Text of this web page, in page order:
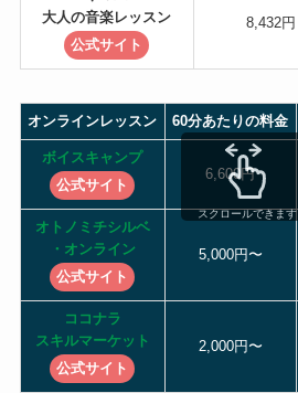
大人の音楽レッスン
公式サイト
8,432円
オンラインレッスン 60分あたりの料金
ボイスキャンプ
公式サイト
6,600円
オトノミチシルベ
・オンライン
公式サイト
5,000円〜
ココナラ
スキルマーケット
公式サイト
2,000円〜
スクロールできます